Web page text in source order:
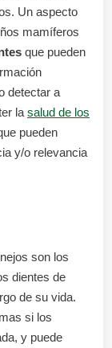
Un aspecto
mamíferos
que pueden
detectar a
lasalud de los
pueden
y/o relevancia
son los
dientes de
de su vida.
si los
y puede